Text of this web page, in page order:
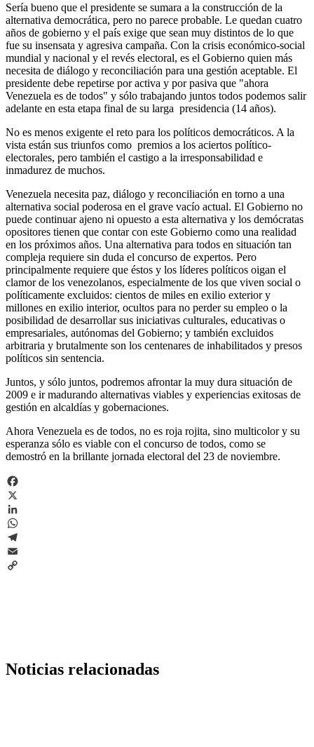
Sería bueno que el presidente se sumara a la construcción de la
alternativa democrática, pero no parece probable. Le quedan cuatro
años de gobierno y el país exige que sean muy distintos de lo que
fue su insensata y agresiva campaña. Con la crisis económico-social
mundial y nacional y el revés electoral, es el Gobierno quien más
necesita de diálogo y reconciliación para una gestión aceptable. El
presidente debe repetirse por activa y por pasiva que "ahora
Venezuela es de todos" y sólo trabajando juntos todos podemos salir
adelante en esta etapa final de su larga presidencia (14 años).
No es menos exigente el reto para los políticos democráticos. A la
vista están sus triunfos como premios a los aciertos político-
electorales, pero también el castigo a la irresponsabilidad e
inmadurez de muchos.
Venezuela necesita paz, diálogo y reconciliación en torno a una
alternativa social poderosa en el grave vacío actual. El Gobierno no
puede continuar ajeno ni opuesto a esta alternativa y los demócratas
opositores tienen que contar con este Gobierno como una realidad
en los próximos años. Una alternativa para todos en situación tan
compleja requiere sin duda el concurso de expertos. Pero
principalmente requiere que éstos y los líderes políticos oigan el
clamor de los venezolanos, especialmente de los que viven social o
políticamente excluidos: cientos de miles en exilio exterior y
millones en exilio interior, ocultos para no perder su empleo o la
posibilidad de desarrollar sus iniciativas culturales, educativas o
empresariales, autónomas del Gobierno; y también excluidos
arbitraria y brutalmente son los centenares de inhabilitados y presos
políticos sin sentencia.
Juntos, y sólo juntos, podremos afrontar la muy dura situación de
2009 e ir madurando alternativas viables y experiencias exitosas de
gestión en alcaldías y gobernaciones.
Ahora Venezuela es de todos, no es roja rojita, sino multicolor y su
esperanza sólo es viable con el concurso de todos, como se
demostró en la brillante jornada electoral del 23 de noviembre.
Facebook
X
LinkedIn
WhatsApp
Telegram
Email
Noticias relacionadas